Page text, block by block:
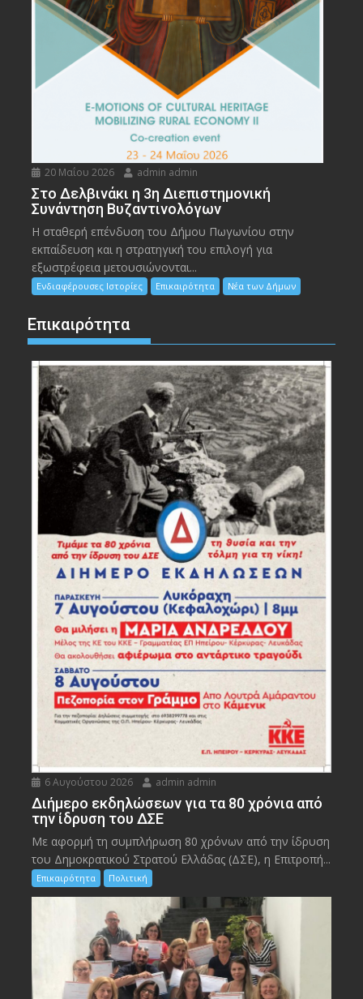
20 Μαΐου 2026 admin admin
Στο Δελβινάκι η 3η Διεπιστημονική
Συνάντηση Βυζαντινολόγων
Η σταθερή επένδυση του Δήμου Πωγωνίου στην
εκπαίδευση και η στρατηγική του επιλογή για
εξωστρέφεια μετουσιώνονται...
Ενδιαφέρουσες Ιστορίες Επικαιρότητα Νέα των Δήμων
Επικαιρότητα
6 Αυγούστου 2026 admin admin
Διήμερο εκδηλώσεων για τα 80 χρόνια από
την ίδρυση του ΔΣΕ
Με αφορμή τη συμπλήρωση 80 χρόνων από την ίδρυση
του Δημοκρατικού Στρατού Ελλάδας (ΔΣΕ), η Επιτροπή...
Επικαιρότητα Πολιτική